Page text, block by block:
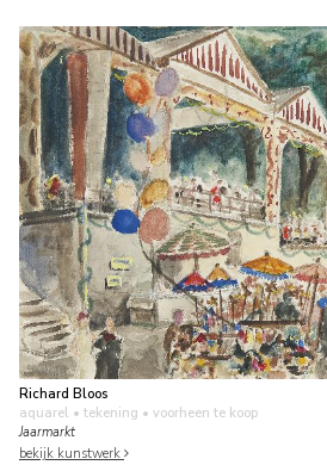
Richard Bloos
aquarel • tekening • voorheen te koop
Jaarmarkt
bekijk kunstwerk